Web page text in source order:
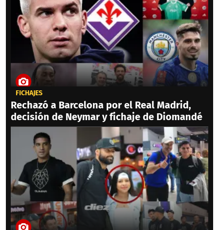
FICHAJES
Rechazó a Barcelona por el Real Madrid,
decisión de Neymar y fichaje de Diomandé